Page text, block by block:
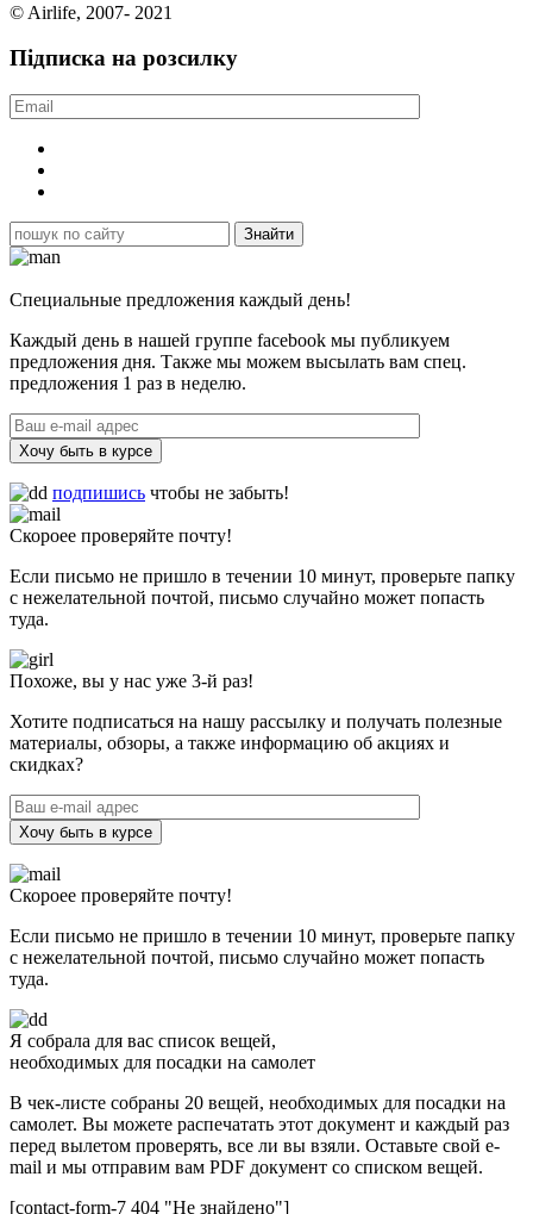
© Airlife, 2007- 2021
Підписка на розсилку
Специальные предложения каждый день!
Каждый день в нашей группе facebook мы публикуем
предложения дня. Также мы можем высылать вам спец.
предложения 1 раз в неделю.
Хочу быть в курсе
подпишись чтобы не забыть!
Скороее проверяйте почту!
Если письмо не пришло в течении 10 минут, проверьте папку
с нежелательной почтой, письмо случайно может попасть
туда.
Похоже, вы у нас уже 3-й раз!
Хотите подписаться на нашу рассылку и получать полезные
материалы, обзоры, а также информацию об акциях и
скидках?
Хочу быть в курсе
Скороее проверяйте почту!
Если письмо не пришло в течении 10 минут, проверьте папку
с нежелательной почтой, письмо случайно может попасть
туда.
Я собрала для вас список вещей,
необходимых для посадки на самолет
В чек-листе собраны 20 вещей, необходимых для посадки на
самолет. Вы можете распечатать этот документ и каждый раз
перед вылетом проверять, все ли вы взяли. Оставьте свой e-
mail и мы отправим вам PDF документ со списком вещей.
[contact-form-7 404 "Не знайдено"]